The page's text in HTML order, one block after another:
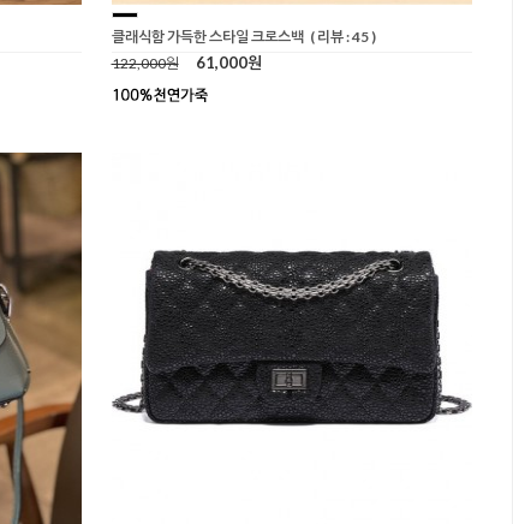
클래식함 가득한 스타일 크로스백 ( 리뷰 : 45 )
122,000원
61,000원